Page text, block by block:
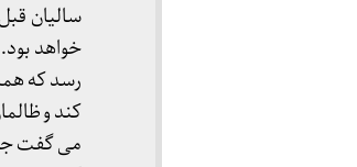
سالیان
خواهد
رسد که
کند و
می گفت